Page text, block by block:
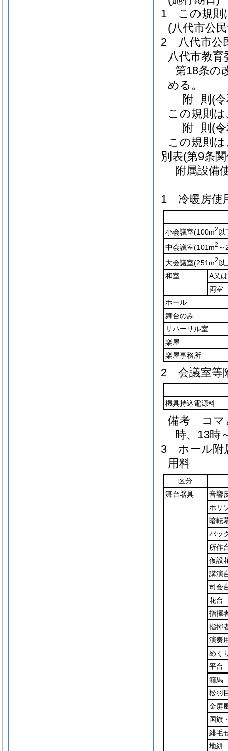
1
この規則
(八代市公
2
八代市公
八代市教育
第18条の
める。
附 則 (
この規則
附 則 (
この規則
別表(第9条
附属設備
1 冷暖房使
小会議室(100m2 以
中会議室(101m2 ～
大会議室(251m2 以
和室
A又
両室
ホール
舞台のみ
リハーサル室
楽屋
楽屋事務所
2 会議室等
機具持込電源料
備考 コマ
時、13時
3 ホール附
用料
区分
舞台器具
音響
ホリ
暗転
バッ
所作
仮設
講演
司会
花台
指揮
指揮
演奏
めく
平台
箱馬
松羽
金屏
国旗
緋毛
地絣